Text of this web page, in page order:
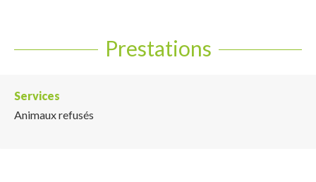
Prestations
Services
Animaux refusés